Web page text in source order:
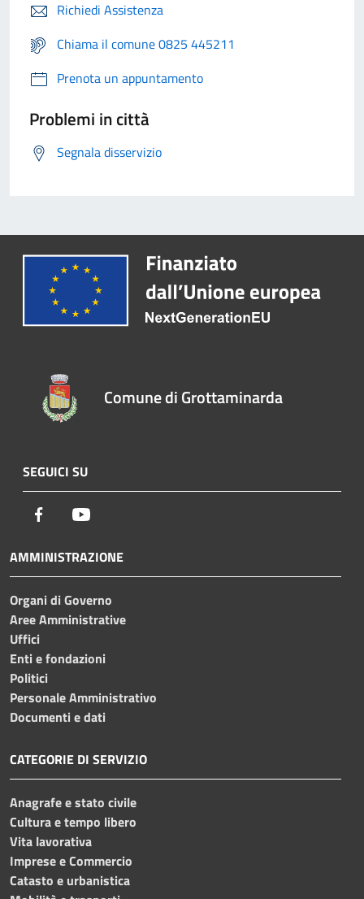
Richiedi Assistenza
Chiama il comune 0825 445211
Prenota un appuntamento
Problemi in città
Segnala disservizio
Comune di Grottaminarda
SEGUICI SU
Facebook
AMMINISTRAZIONE
Organi di Governo
Aree Amministrative
Uffici
Enti e fondazioni
Politici
Personale Amministrativo
Documenti e dati
CATEGORIE DI SERVIZIO
Anagrafe e stato civile
Cultura e tempo libero
Vita lavorativa
Imprese e Commercio
Catasto e urbanistica